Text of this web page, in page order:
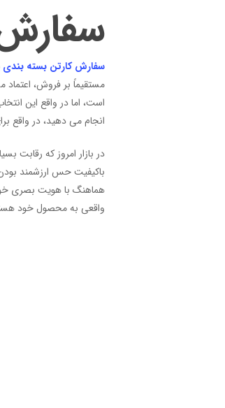
سفارش کارتن بسته بندی
مستقیماً بر فروش،
است، اما در واقع این
انجام می دهید، در واقع
در بازار امروز که
باکیفیت حس ارزشمند
هماهنگ با هویت بصری
واقعی به محصول خود